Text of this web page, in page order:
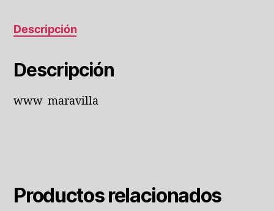
Descripción
Descripción
www maravilla
Productos relacionados